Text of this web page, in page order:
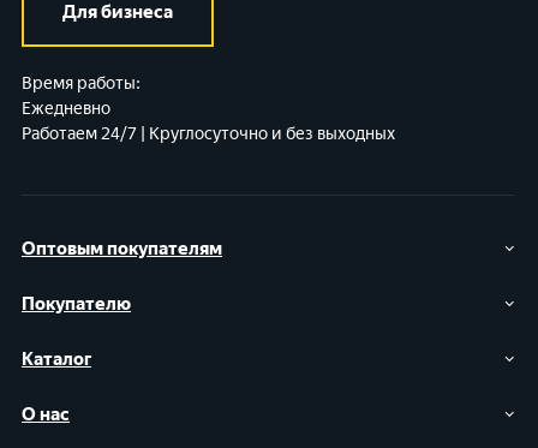
Оптовым покупателям
Покупателю
Каталог
О нас
Для бизнеса
Время работы:
Ежедневно
Работаем 24/7 | Круглосуточно и без выходных